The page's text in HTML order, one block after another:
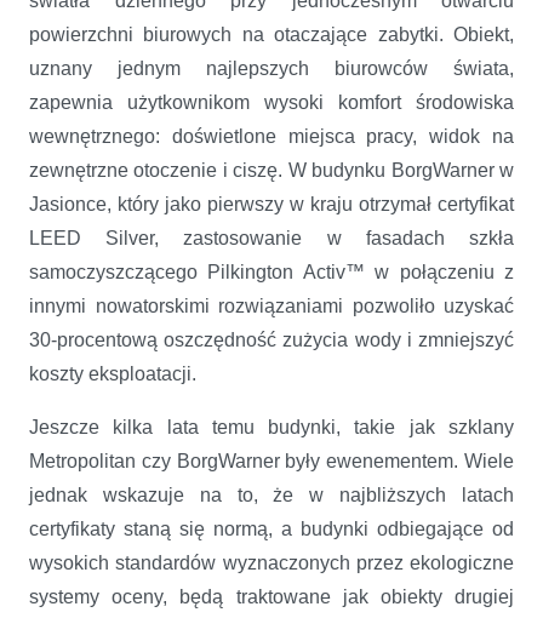
powierzchni biurowych na otaczające zabytki. Obiekt,
uznany jednym najlepszych biurowców świata,
zapewnia użytkownikom wysoki komfort środowiska
wewnętrznego: doświetlone miejsca pracy, widok na
zewnętrzne otoczenie i ciszę. W budynku BorgWarner w
Jasionce, który jako pierwszy w kraju otrzymał certyfikat
LEED Silver, zastosowanie w fasadach szkła
samoczyszczącego Pilkington Activ™ w połączeniu z
innymi nowatorskimi rozwiązaniami pozwoliło uzyskać
30-procentową oszczędność zużycia wody i zmniejszyć
koszty eksploatacji.
Jeszcze kilka lata temu budynki, takie jak szklany
Metropolitan czy BorgWarner były ewenementem. Wiele
jednak wskazuje na to, że w najbliższych latach
certyfikaty staną się normą, a budynki odbiegające od
wysokich standardów wyznaczonych przez ekologiczne
systemy oceny, będą traktowane jak obiekty drugiej